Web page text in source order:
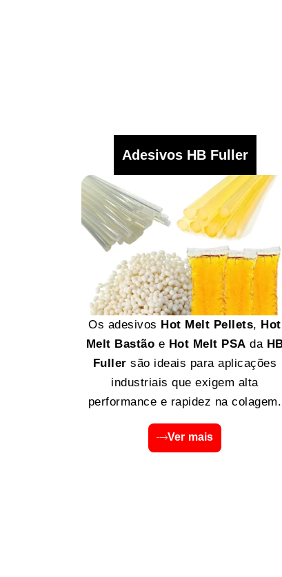
Adesivos HB Fuller
Os adesivos Hot Melt Pellets, Hot
Melt Bastão e Hot Melt PSA da
Fuller são ideais para aplicações
industriais que exigem alta
performance e rapidez na colagem.
Ver mais